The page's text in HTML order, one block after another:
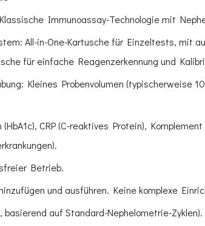
Immunoassay-Technologie mit
All-in-One-Kartusche für Einzeltests, mit
für einfache Reagenzerkennung und
Kleines Probenvolumen (typischerweise
CRP (C-reaktives Protein),
Betrieb.
und ausführen. Keine komplexe
auf Standard-Nephelometrie-Zyklen).